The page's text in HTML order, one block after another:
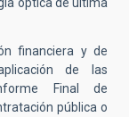
financiera y de
de las
Final de
pública o